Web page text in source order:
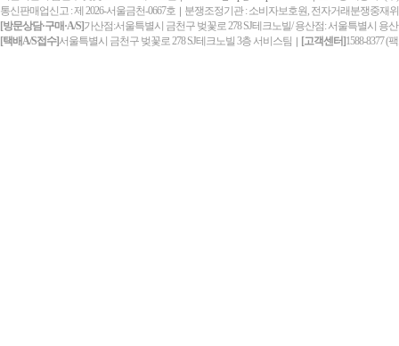
통신판매업신고 : 제 2026-서울금천-0667호 ｜ 분쟁조정기관 : 소비자보호원, 전자거래분쟁중재
[방문상담·구매·A/S]가산점:서울특별시 금천구 벚꽃로 278 SJ테크노빌/ 용산점: 서울특별시 용
[택배A/S접수]서울특별시 금천구 벚꽃로 278 SJ테크노빌 3층 서비스팀 ｜ [고객센터]1588-8377 (